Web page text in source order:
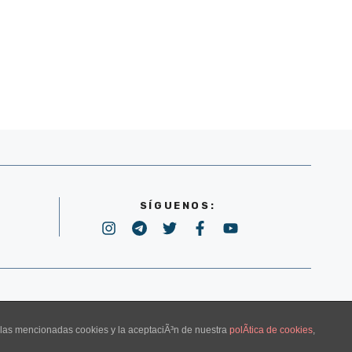
SÍGUENOS:
mencionadas cookies y la aceptaciÃ³n de nuestra polÃ­tica de cookies,